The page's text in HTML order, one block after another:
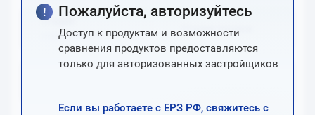
Пожалуйста, авторизуйтесь
Доступ к продуктам и возможности
сравнения продуктов предоставляются
только для авторизованных застройщиков
Если вы работаете с ЕРЗ РФ, свяжитесь с
Стадия
строительства
Стадия продаж